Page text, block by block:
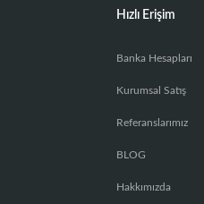
Hızlı Erişim
Banka Hesapları
Kurumsal Satış
Referanslarımız
BLOG
Hakkımızda